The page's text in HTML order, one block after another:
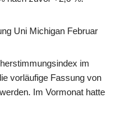
Uni Michigan Februar
im
vorläufige Fassung von
Im Vormonat hatte